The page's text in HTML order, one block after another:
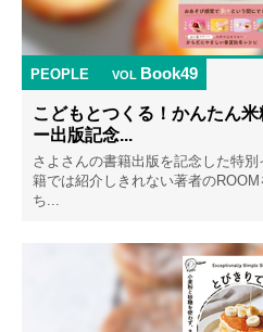
PEOPLE VOL Book49
こどもとつくる！かんたん
ー出版記念...
さよさんの書籍出版を記念した特
籍では紹介しきれない著者の
ち...